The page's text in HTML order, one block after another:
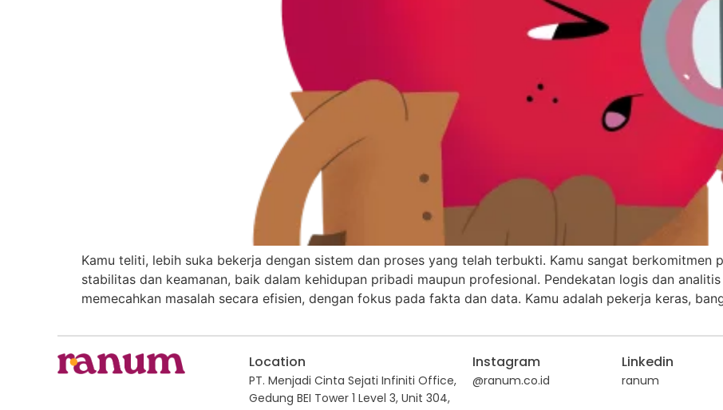
Kamu teliti, lebih suka bekerja dengan sistem dan proses yang telah terbukti. Kamu sangat berkomitmen
stabilitas dan keamanan, baik dalam kehidupan pribadi maupun profesional. Pendekatan logis dan
memecahkan masalah secara efisien, dengan fokus pada fakta dan data. Kamu adalah pekerja keras,
Location
PT. Menjadi Cinta Sejati Infiniti Office,
Gedung BEI Tower 1 Level 3, Unit 304,
Instagram
@ranum.co.id
Linkedin
ranum